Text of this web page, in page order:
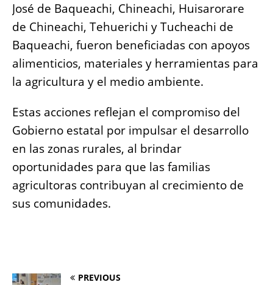
José de Baqueachi, Chineachi, Huisarorare
de Chineachi, Tehuerichi y Tucheachi de
Baqueachi, fueron beneficiadas con apoyos
alimenticios, materiales y herramientas para
la agricultura y el medio ambiente.
Estas acciones reflejan el compromiso del
Gobierno estatal por impulsar el desarrollo
en las zonas rurales, al brindar
oportunidades para que las familias
agricultoras contribuyan al crecimiento de
sus comunidades.
PREVIOUS